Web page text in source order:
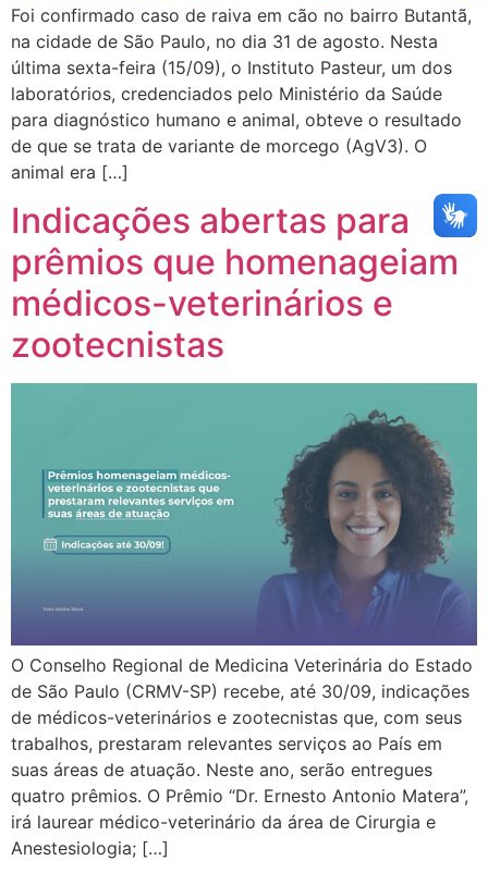
Foi confirmado caso de raiva em cão no bairro Butantã,
na cidade de São Paulo, no dia 31 de agosto. Nesta
última sexta-feira (15/09), o Instituto Pasteur, um dos
laboratórios, credenciados pelo Ministério da Saúde
para diagnóstico humano e animal, obteve o resultado
de que se trata de variante de morcego (AgV3). O
animal era […]
Indicações abertas para
prêmios que homenageiam
médicos-veterinários e
zootecnistas
O Conselho Regional de Medicina Veterinária do Estado
de São Paulo (CRMV-SP) recebe, até 30/09, indicações
de médicos-veterinários e zootecnistas que, com seus
trabalhos, prestaram relevantes serviços ao País em
suas áreas de atuação. Neste ano, serão entregues
quatro prêmios. O Prêmio “Dr. Ernesto Antonio Matera”,
irá laurear médico-veterinário da área de Cirurgia e
Anestesiologia; […]